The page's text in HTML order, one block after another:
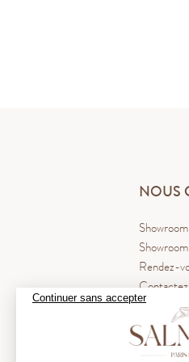
Continuer sans accepter
NOUS
Rendez-